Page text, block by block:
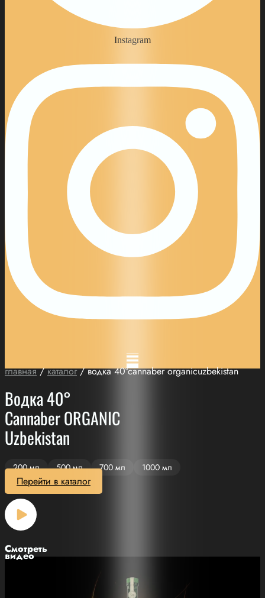
Instagram
главная/каталог/ водка 40°cannaber organicuzbekistan
Водка 40°
Cannaber ORGANIC
Uzbekistan
200 мл 500 мл 700 мл 1000 мл
Перейти в каталог
Смотреть
видео